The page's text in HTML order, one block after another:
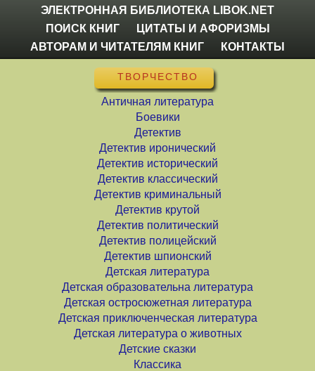
ЭЛЕКТРОННАЯ БИБЛИОТЕКА LIBOK.NET
ПОИСК КНИГ
ЦИТАТЫ И АФОРИЗМЫ
АВТОРАМ И ЧИТАТЕЛЯМ КНИГ
КОНТАКТЫ
ТВОРЧЕСТВО
Античная литература
Боевики
Детектив
Детектив иронический
Детектив исторический
Детектив классический
Детектив криминальный
Детектив крутой
Детектив политический
Детектив полицейский
Детектив шпионский
Детская литература
Детская образовательна литература
Детская остросюжетная литература
Детская приключенческая литература
Детская литература о животных
Детские сказки
Классика